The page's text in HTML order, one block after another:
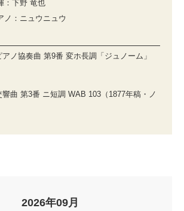
：下野 竜也
ノ：ニュウニュウ
ノ協奏曲 第9番 変ホ長調「ジュノーム」
曲 第3番 ニ短調 WAB 103（1877年稿・ノ
2026年09月